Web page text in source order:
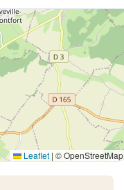
Leaflet | © OpenStreetMap